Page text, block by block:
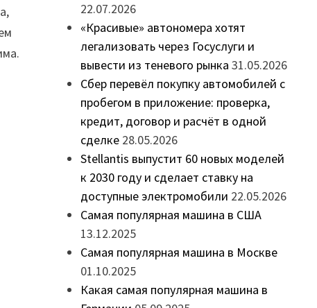
22.07.2026
«Красивые» автономера хотят
легализовать через Госуслуги и
вывести из теневого рынка 31.05.2026
Сбер перевёл покупку автомобилей с
пробегом в приложение: проверка,
кредит, договор и расчёт в одной
сделке 28.05.2026
Stellantis выпустит 60 новых моделей
к 2030 году и сделает ставку на
доступные электромобили 22.05.2026
Самая популярная машина в США
13.12.2025
Самая популярная машина в Москве
01.10.2025
Какая самая популярная машина в